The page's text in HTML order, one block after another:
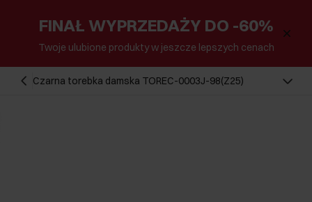
FINAŁ WYPRZEDAŻY DO -60%
Twoje ulubione produkty w jeszcze lepszych cenach
Czarna torebka damska TOREC-0003J-98(Z25)